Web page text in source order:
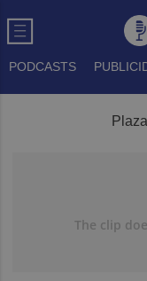
PODCASTS